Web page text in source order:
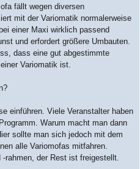
fällt wegen diversen
mit der Variomatik normalerweise
einer Maxi wirklich passend
und erfordert größere Umbauten.
dass eine gut abgestimmte
Variomatik ist.
einführen. Viele Veranstalter haben
Warum macht man dann
sollte man sich jedoch mit dem
alle Variomofas mitfahren.
rahmen, der Rest ist freigestellt.